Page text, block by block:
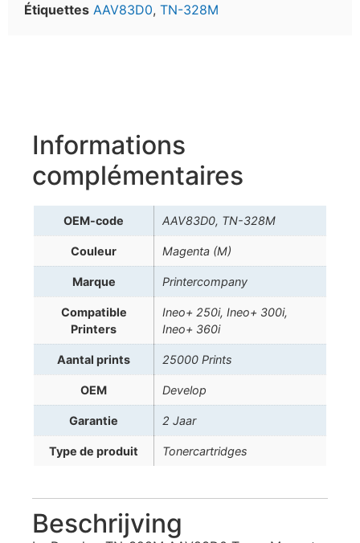
Étiquettes AAV83D0, TN-328M
Informations
complémentaires
OEM-code AAV83D0, TN-328M
Couleur Magenta (M)
Marque Printercompany
Compatible
Printers
Ineo+ 250i, Ineo+ 300i,
Ineo+ 360i
Aantal prints 25000 Prints
OEM Develop
Garantie 2 Jaar
Type de produit Tonercartridges
Beschrijving